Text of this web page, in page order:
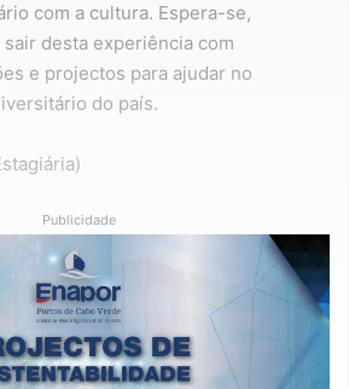
com a cultura. Espera-se,
desta experiência com
e projectos para ajudar no
do país.
Publicidade